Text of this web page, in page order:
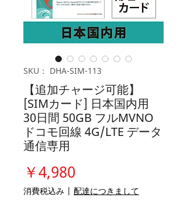
SKU： DHA-SIM-113
【追加チャージ可能】
[SIMカード] 日本国内用
30日間 50GB フルMVNO
ドコモ回線 4G/LTE データ
通信専用
￥4,980
格
消費税込み | 配達につきまして